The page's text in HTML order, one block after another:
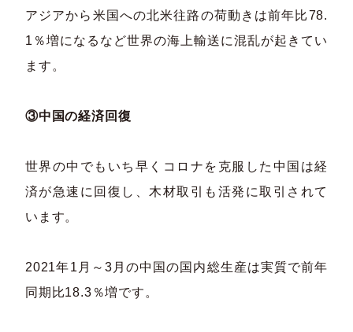
アジアから米国への北米往路の荷動きは前年比78.
1％増になるなど世界の海上輸送に混乱が起きてい
ます。
③中国の経済回復
世界の中でもいち早くコロナを克服した中国は経
済が急速に回復し、木材取引も活発に取引されて
います。
2021年1月～3月の中国の国内総生産は実質で前年
同期比18.3％増です。